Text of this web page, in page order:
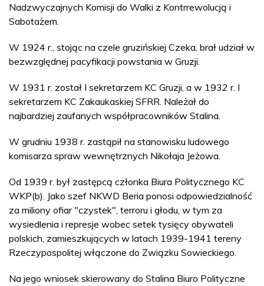
Nadzwyczajnych Komisji do Walki z Kontrrewolucją i
Sabotażem.
W 1924 r., stojąc na czele gruzińskiej Czeka, brał udział w
bezwzględnej pacyfikacji powstania w Gruzji.
W 1931 r. został I sekretarzem KC Gruzji, a w 1932 r. I
sekretarzem KC Zakaukaskiej SFRR. Należał do
najbardziej zaufanych współpracowników Stalina.
W grudniu 1938 r. zastąpił na stanowisku ludowego
komisarza spraw wewnętrznych Nikołaja Jeżowa.
Od 1939 r. był zastępcą członka Biura Politycznego KC
WKP(b). Jako szef NKWD Beria ponosi odpowiedzialność
za miliony ofiar "czystek", terroru i głodu, w tym za
wysiedlenia i represje wobec setek tysięcy obywateli
polskich, zamieszkujących w latach 1939-1941 tereny
Rzeczypospolitej włączone do Związku Sowieckiego.
Na jego wniosek skierowany do Stalina Biuro Polityczne